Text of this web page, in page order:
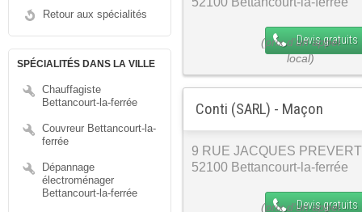
Retour aux spécialités
SPÉCIALITÉS DANS LA VILLE
Chauffagiste
Bettancourt-la-ferrée
Couvreur Bettancourt-la-
ferrée
Dépannage
électroménager
Bettancourt-la-ferrée
Devis gratuits
Conti (SARL) - Maçon
9 RUE JACQUES PREVERT
52100 Bettancourt-la-ferrée
Devis gratuits